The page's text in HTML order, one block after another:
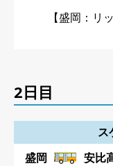
【盛岡：リ
2日目
ス
盛岡
安比